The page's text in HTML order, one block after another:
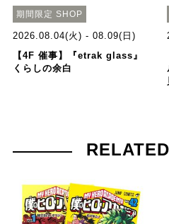
期間限定 SHOP
2026.08.04(火) - 08.09(日)
【4F 催事】『etrak glass』
くらしの余白